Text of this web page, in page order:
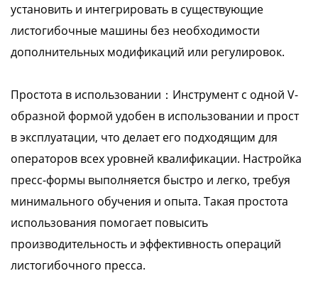
установить и интегрировать в существующие
листогибочные машины без необходимости
дополнительных модификаций или регулировок.
Простота в использовании：Инструмент с одной V-
образной формой удобен в использовании и прост
в эксплуатации, что делает его подходящим для
операторов всех уровней квалификации. Настройка
пресс-формы выполняется быстро и легко, требуя
минимального обучения и опыта. Такая простота
использования помогает повысить
производительность и эффективность операций
листогибочного пресса.